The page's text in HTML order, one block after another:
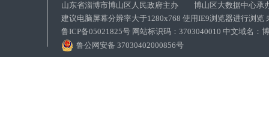
山东省淄博市博山区人民政府主办 博山区大数据中心承
建议电脑屏幕分辨率大于1280x768 使用IE9浏览器进行浏览
鲁ICP备05021825号 网站标识码：3703040010 中文域名：
鲁公网安备 37030402000856号